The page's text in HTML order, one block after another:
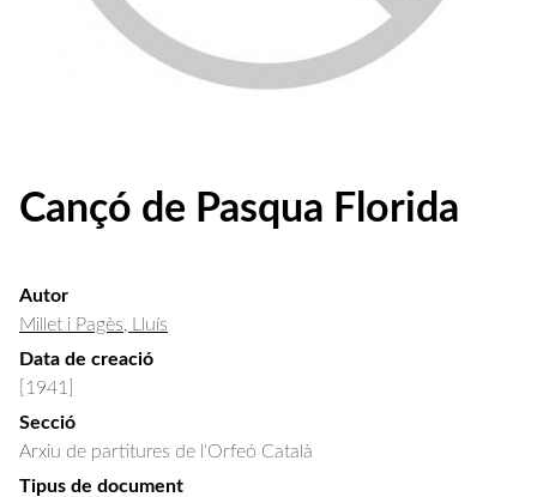
Cançó de Pasqua Florida
Autor
Millet i Pagès, Lluís
Data de creació
[1941]
Secció
Arxiu de partitures de l'Orfeó Català
Tipus de document